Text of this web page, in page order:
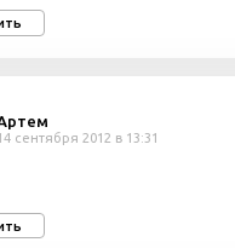
сентября 2012 в 13:31